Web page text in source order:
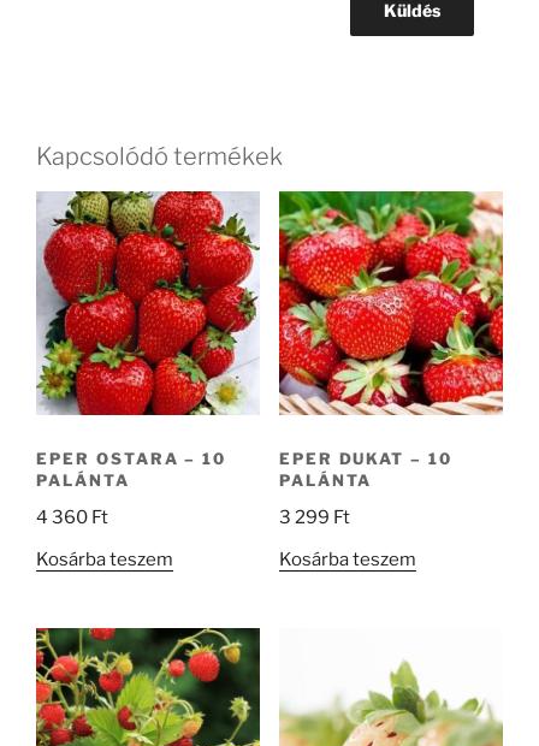
Kapcsolódó termékek
EPER OSTARA – 10
PALÁNTA
4 360 Ft
Kosárba teszem
EPER DUKAT – 10
PALÁNTA
3 299 Ft
Kosárba teszem